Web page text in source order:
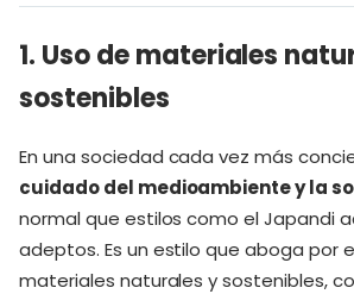
1. Uso de materiales
sostenibles
En una sociedad cada vez más
cuidado del medioambiente y la
normal que estilos como el Japandi
adeptos. Es un estilo que aboga por
materiales naturales y sostenibles,